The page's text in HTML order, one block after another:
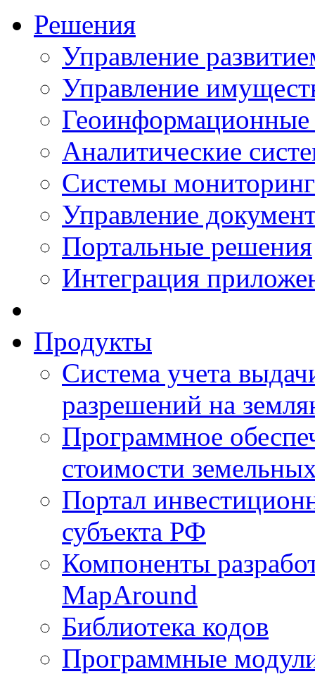
Решения
Управление
Управление
Аналитические
Системы
Управление
Портальные решения
Интеграция
Продукты
Система учета
разрешений на
Программное
стоимости
Портал
субъекта РФ
Компоненты
MapAround
Библиотека кодов
Программные